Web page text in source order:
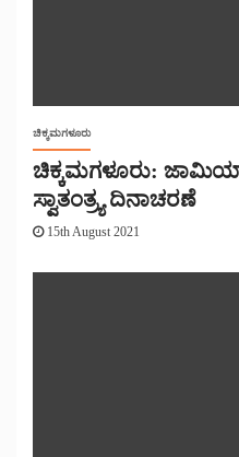
ಚಿಕ್ಕಮಗಳೂರು
ಚಿಕ್ಕಮಗಳೂರು:
ಸ್ವಾತಂತ್ರ್ಯ ದಿನಾಚರಣೆ
15th August 2021